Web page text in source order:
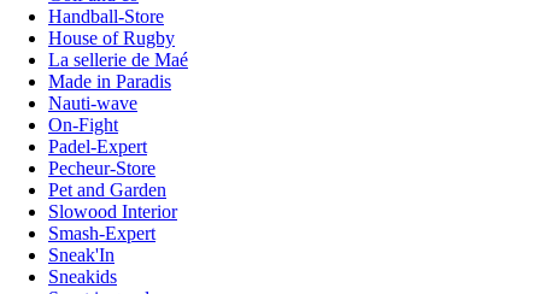
Handball-Store
House of Rugby
La sellerie de Maé
Made in Paradis
Nauti-wave
On-Fight
Padel-Expert
Pecheur-Store
Pet and Garden
Slowood Interior
Smash-Expert
Sneak'In
Sneakids